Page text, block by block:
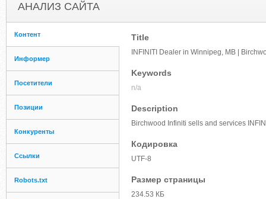
АНАЛИЗ САЙТА
Контент
Информер
Посетители
Позиции
Конкуренты
Ссылки
Robots.txt
Title
INFINITI Dealer in Winnipeg, MB |
Keywords
n/a
Description
Birchwood Infiniti sells and services
Кодировка
UTF-8
Размер страницы
234.53 КБ